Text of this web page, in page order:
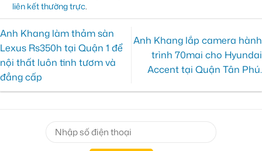
liên kết thường trực.
Anh Khang làm thảm sàn
Lexus Rs350h tại Quận 1 để
nội thất luôn tinh tươm và
đẳng cấp
Anh Khang lắp camera hành
trình 70mai cho Hyundai
Accent tại Quận Tân Phú.